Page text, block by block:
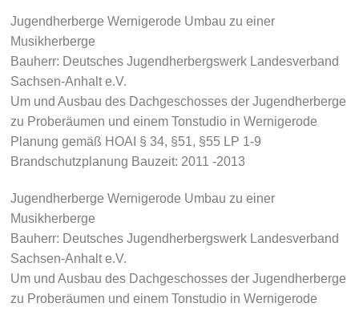
Jugendherberge Wernigerode Umbau zu einer
Musikherberge
Bauherr: Deutsches Jugendherbergswerk Landesverband
Sachsen-Anhalt e.V.
Um und Ausbau des Dachgeschosses der Jugendherberge
zu Proberäumen und einem Tonstudio in Wernigerode
Planung gemäß HOAI § 34, §51, §55 LP 1-9
Brandschutzplanung Bauzeit: 2011 -2013
Jugendherberge Wernigerode Umbau zu einer
Musikherberge
Bauherr: Deutsches Jugendherbergswerk Landesverband
Sachsen-Anhalt e.V.
Um und Ausbau des Dachgeschosses der Jugendherberge
zu Proberäumen und einem Tonstudio in Wernigerode